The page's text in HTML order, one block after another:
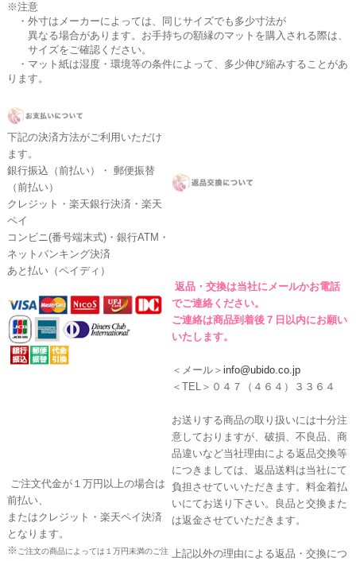
※注意
・外寸はメーカーによっては、同じサイズでも多少寸法が
異なる場合があります。お手持ちの額縁のマットを購入される際は、
サイズをご確認ください。
・マット紙は湿度・環境等の条件によって、多少伸び縮みすることがあ
ります。
下記の決済方法がご利用いただけ
ます。
銀行振込（前払い）・ 郵便振替
（前払い）
クレジット・楽天銀行決済・楽天
ペイ
コンビニ(番号端末式)・銀行ATM・
ネットバンキング決済
あと払い（ペイディ）
返品・交換は当社にメールかお電話
でご連絡ください。
ご連絡は商品到着後７日以内にお願い
いたします。
＜メール＞ info@ubido.co.jp
＜TEL＞０４７（４６４）３３６４
ご注文代金が１万円以上の場合は
前払い、
またはクレジット・楽天ペイ決済
となります。
※ ご注文の商品によっては１万円未満のご注
お送りする商品の取り扱いには十分注
意しておりますが、破損、不良品、商
品違いなど当社理由による返品交換等
につきましては、返品送料は当社にて
負担させていいただきます。料金着払
いにてお送り下さい。良品と交換また
は返金させていただきます。
上記以外の理由による返品・交換につ